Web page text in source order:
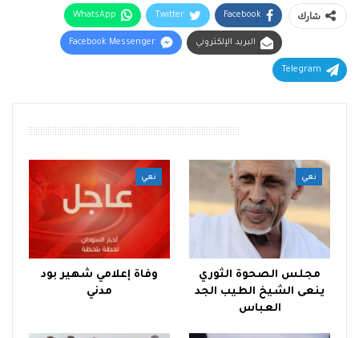
شارك Facebook
Twitter
WhatsApp
البريد الإلكتروني Facebook Messenger
Telegram
نعي
مجلس الصحوة الثوري
ينعى الشيخ الطيب الجد
العباس
نعي
وفاة إعلامي شهير بود
مدني